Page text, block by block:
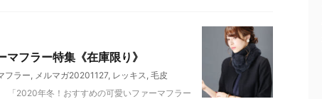
フラー特集《在庫限り》
フラー, メルマガ20201127, レッキス, 毛皮
「2020年冬！おすすめの可愛いファーマフラー